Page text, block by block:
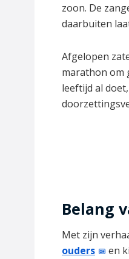
zoon. De
daarbuiten
Afgelopen
marathon om
leeftijd al
Belang
Met zijn
ouders
en